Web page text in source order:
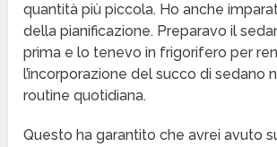
quantità più piccola. Ho anche
della pianificazione. Preparavo il
prima e lo tenevo in frigorifero per
l’incorporazione del succo di sedano
routine quotidiana.
Questo ha garantito che avrei avuto